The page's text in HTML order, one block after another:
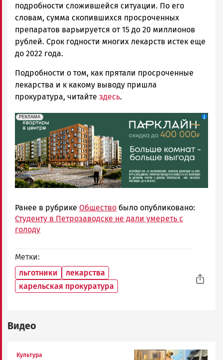
подробности сложившейся ситуации. По его
словам, сумма скопившихся просроченных
препаратов варьируется от 15 до 20 миллионов
рублей. Срок годности многих лекарств истек еще
до 2022 года.
Подробности о том, как прятали просроченные
лекарства и к какому выводу пришла
прокуратура, читайте здесь.
erid: 2SDnjdeSPnB
РЕКЛАМА
Реклама
Ранее в рубрике Общество было опубликовано:
Студенту в Петрозаводске не дали умереть с
голоду
Метки
льготники
лекарства
карельская прокуратура
Видео
Культура Image